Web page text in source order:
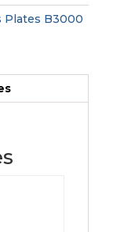
Plates B3000